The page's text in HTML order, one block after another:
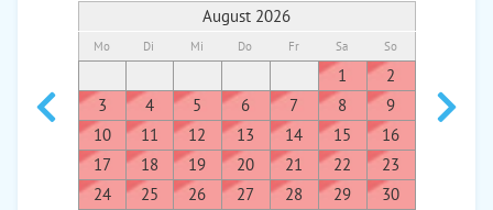
August 2026
Mo Di Mi Do Fr Sa So
1
2
3
4 5 6 7 8
9
10
11 12 13 14 15
16
17
18 19 20 21 22
23
24
25 26 27 28 29
30
7